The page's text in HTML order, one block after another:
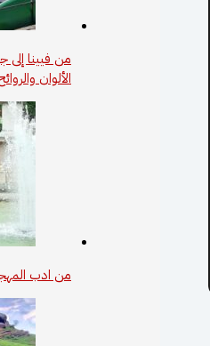
من فيينا إلى
الألوان
من ادب